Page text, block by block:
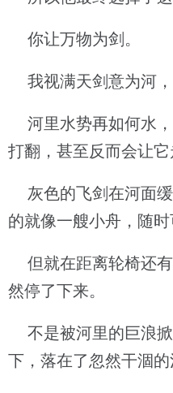
你让万物为剑。
我视满天剑意为河，
河里水势再如何水
打翻，甚至反而会让它
灰色的飞剑在河面
的就像一艘小舟，随时
但就在距离轮椅还有
然停了下来。
不是被河里的巨浪
下，落在了忽然干涸的